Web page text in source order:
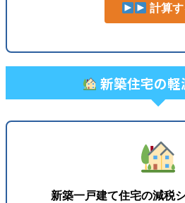
計算
新築住宅の
新築一戸建て住宅の減税